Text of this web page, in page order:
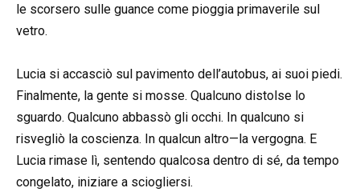
le scorsero sulle guance come pioggia primaverile sul
vetro.
Lucia si accasciò sul pavimento dell’autobus, ai suoi piedi.
Finalmente, la gente si mosse. Qualcuno distolse lo
sguardo. Qualcuno abbassò gli occhi. In qualcuno si
risvegliò la coscienza. In qualcun altro—la vergogna. E
Lucia rimase lì, sentendo qualcosa dentro di sé, da tempo
congelato, iniziare a sciogliersi.